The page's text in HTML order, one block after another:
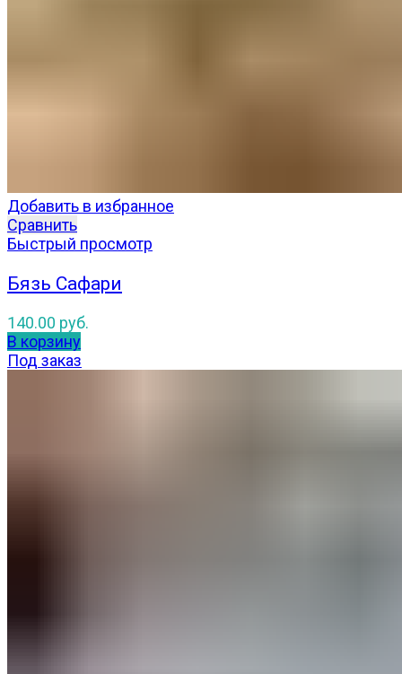
Добавить в избранное
Сравнить
Быстрый просмотр
Бязь Сафари
140.00 руб.
В корзину
Под заказ